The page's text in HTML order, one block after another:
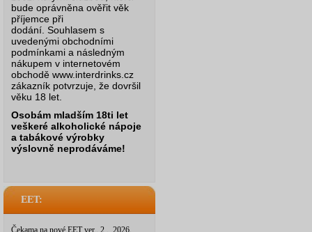
bude oprávněna ověřit věk
příjemce při
dodání. Souhlasem s
uvedenými obchodními
podmínkami a následným
nákupem v internetovém
obchodě www.interdrinks.cz
zákazník potvrzuje, že dovršil
věku 18 let.
Osobám mladším 18ti let
veškeré alkoholické nápoje
a tabákové výrobky
výslovně neprodáváme!
EET:
Čekama na nové EET ver.. 2 , 2026.